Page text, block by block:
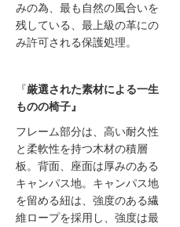
みの為、最も自然の風合いを
残している、最上級の革にの
み許可される保護処理。
『厳選された素材による一生
ものの椅子』
フレーム部分は、高い耐久性
と柔軟性を持つ木材の積層
板。背面、座面は厚みのある
キャンパス地。キャンパス地
を留める紐は、強度のある繊
維ロープを採用し、強度は最